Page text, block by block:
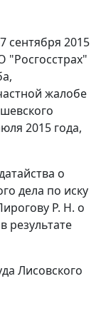
сентября 2015
"Росгосстрах"
жалобе
2015 года,
о
дела по иску
Р. Н. о
результате
Лисовского